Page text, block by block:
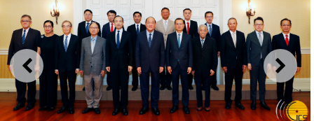
上一則 下一